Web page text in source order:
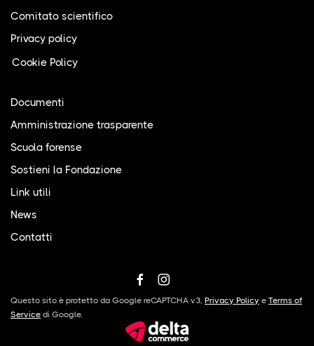
Comitato scientifico
Privacy policy
Cookie Policy
Documenti
Amministrazione trasparente
Scuola forense
Sostieni la Fondazione
Link utili
News
Contatti
Questo sito è protetto da Google reCAPTCHA v3, Privacy Policy e Terms of
Service di Google.